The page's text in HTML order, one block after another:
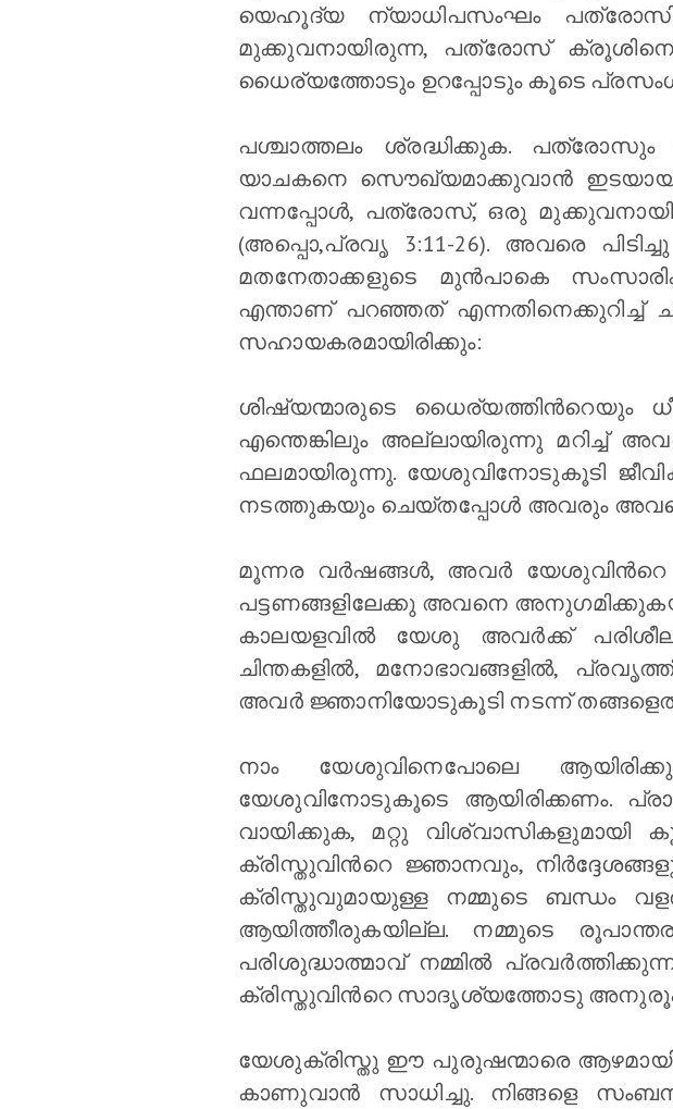
യെഹൂദ്യ ന്യാധിപസംഘം
മുക്കുവനായിരുന്ന, പത്രോസ്
ധൈര്യത്തോടും ഉറപ്പോടും കൂടെ
പശ്ചാത്തലം ശ്രദ്ധിക്കുക.
യാചകനെ സൌഖ്യമാക്കുവാന്‍
വന്നപ്പോള്‍, പത്രോസ്, ഒരു
(അപ്പൊ,പ്രവൃ 3:11-26). അവരെ
മതനേതാക്കളുടെ മുന്‍പാകെ
എന്താണ് പറഞ്ഞത് എന്നതിനെക്കുറിച്ച്
സഹായകരമായിരിക്കും:
ശിഷ്യന്മാരുടെ ധൈര്യത്തിന്‍റെയും
എന്തെങ്കിലും അല്ലായിരുന്നു മറിച്ച്
ഫലമായിരുന്നു. യേശുവിനോടുകൂടി
നടത്തുകയും ചെയ്തപ്പോള്‍ അവരും
മൂന്നര വര്‍ഷങ്ങള്‍, അവര്‍ യേശുവിന്‍റെ
പട്ടണങ്ങളിലേക്കു അവനെ
കാലയളവില്‍ യേശു അവര്‍ക്ക്
ചിന്തകളില്‍, മനോഭാവങ്ങളില്‍,
അവര്‍ ജ്ഞാനിയോടുകൂടി നടന്ന്
നാം യേശുവിനെപോലെ
യേശുവിനോടുകൂടെ ആയിരിക്കണം.
വായിക്കുക, മറ്റു
ക്രിസ്തുവിന്‍റെ ജ്ഞാനവും,
ക്രിസ്തുവുമായുള്ള നമ്മുടെ ബന്ധം
ആയിത്തീരുകയില്ല. നമ്മുടെ
പരിശുദ്ധാത്മാവ് നമ്മില്‍
ക്രിസ്തുവിന്‍റെ സാദൃശ്യത്തോടു
യേശുക്രിസ്തു ഈ പുരുഷന്മാരെ
കാണുവാന്‍ സാധിച്ചു. നിങ്ങളെ